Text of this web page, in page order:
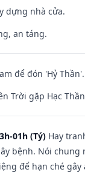
dựng nhà cửa.
an táng.
để đón 'Hỷ
Trời gặp Hạc
01h (Tý) Hay
bệnh. Nói
để hạn ché gây